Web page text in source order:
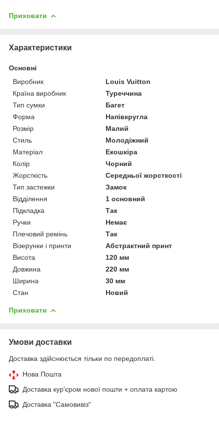
Приховати
Характеристики
Основні
Виробник
Louis Vuitton
Країна виробник
Туреччина
Тип сумки
Багет
Форма
Напівкругла
Розмір
Малий
Стиль
Молодіжний
Матеріал
Екошкіра
Колір
Чорний
Жорсткість
Середньої жорсткості
Тип застежки
Замок
Відділення
1 основний
Підкладка
Так
Ручки
Немає
Плечовий ремінь
Так
Візерунки і принти
Абстрактний принт
Висота
120 мм
Довжина
220 мм
Ширина
30 мм
Стан
Новий
Приховати
Умови доставки
Доставка здійснюється тільки по передоплаті.
Нова Пошта
Доставка кур'єром нової пошти + оплата картою
Доставка "Самовивіз"